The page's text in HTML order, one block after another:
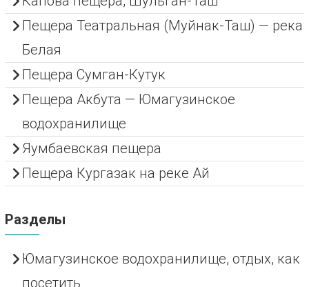
Пещера Театральная (Муйнак-Таш) — река
Белая
Пещера Сумган-Кутук
Пещера Акбута — Юмагузинское
водохранилище
Яумбаевская пещера
Пещера Кургазак на реке Ай
Разделы
Юмагузинское водохранилище, отдых, как
посетить